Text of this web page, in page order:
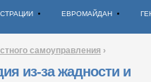
ЕВРОМАЙДАН
самоуправления ›
из-за жадности и